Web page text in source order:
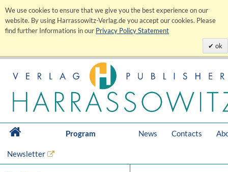
We use cookies to ensure that we give you the best experience on our
website. By using Harrassowitz-Verlag.de you accept our cookies. Please
find further Informations in our Privacy Policy Statement
ok
Program News Contacts
Newsletter